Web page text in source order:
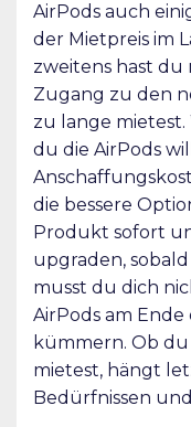
AirPods auch
der Mietpreis im
zweitens hast du
Zugang zu den
zu lange mietest.
du die AirPods
die bessere
Produkt sofort
upgraden,
musst du dich
AirPods am
kümmern. Ob
mietest, hängt
Bedürfnissen